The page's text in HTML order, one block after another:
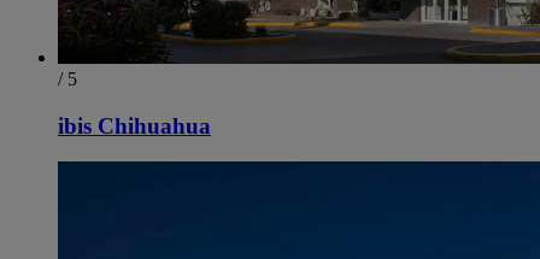
/ 5
ibis Chihuahua